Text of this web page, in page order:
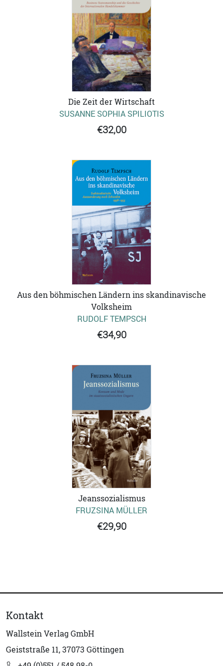
Die Zeit der Wirtschaft
SUSANNE SOPHIA SPILIOTIS
€32,00
Aus den böhmischen Ländern ins skandinavische
Volksheim
RUDOLF TEMPSCH
€34,90
Jeanssozialismus
FRUZSINA MÜLLER
€29,90
Kontakt
Wallstein Verlag GmbH
Geiststraße 11, 37073 Göttingen